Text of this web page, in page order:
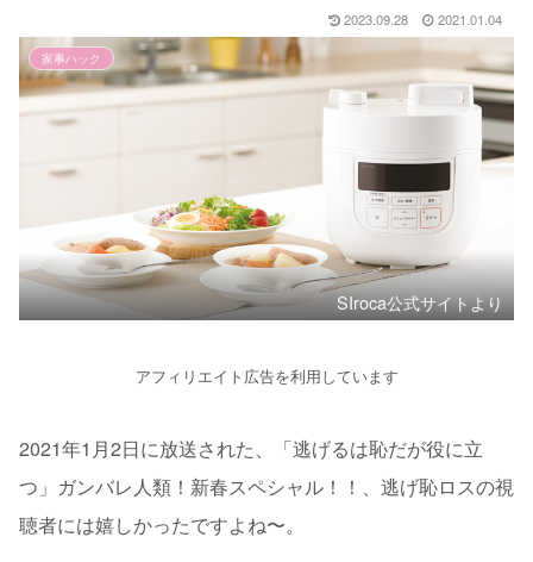
2023.09.28 2021.01.04
家事ハック
SIroca公式サイトより
アフィリエイト広告を利用しています
2021年1月2日に放送された、「逃げるは恥だが役に立
つ」ガンバレ人類！新春スペシャル！！、逃げ恥ロスの視
聴者には嬉しかったですよね〜。